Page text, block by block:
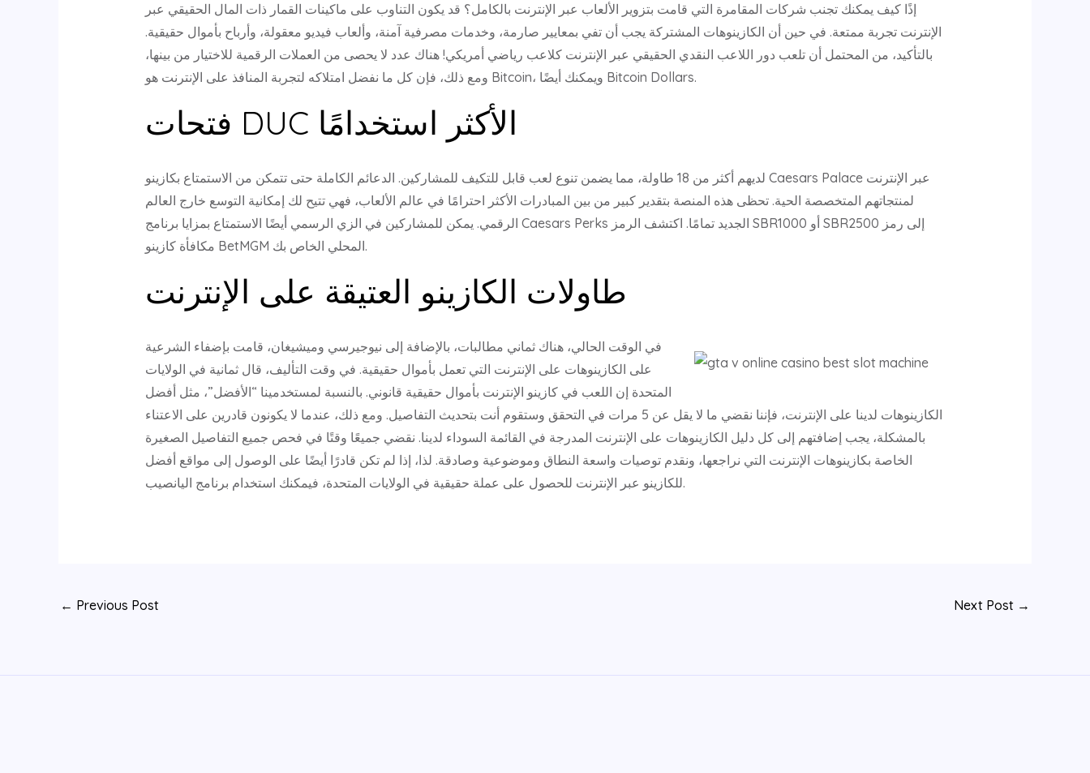
إذًا كيف يمكنك تجنب شركات المقامرة التي قامت بتزوير الألعاب عبر الإنترنت بالكامل؟ قد يكون التناوب على ماكينات القمار ذات المال الحقيقي عبر
الإنترنت تجربة ممتعة. في حين أن الكازينوهات المشتركة يجب أن تفي بمعايير صارمة، وخدمات مصرفية آمنة، وألعاب فيديو معقولة، وأرباح بأموال حقيقية.
بالتأكيد، من المحتمل أن تلعب دور اللاعب النقدي الحقيقي عبر الإنترنت كلاعب رياضي أمريكي! هناك عدد لا يحصى من العملات الرقمية للاختيار من بينها،
ومع ذلك، فإن كل ما نفضل امتلاكه لتجربة المنافذ على الإنترنت هو Bitcoin، ويمكنك أيضًا Bitcoin Dollars.
فتحات DUC الأكثر استخدامًا
لديهم أكثر من 18 طاولة، مما يضمن تنوع لعب قابل للتكيف للمشاركين. الدعائم الكاملة حتى تتمكن من الاستمتاع بكازينو Caesars Palace عبر الإنترنت
لمنتجاتهم المتخصصة الحية. تحظى هذه المنصة بتقدير كبير من بين المبادرات الأكثر احترامًا في عالم الألعاب، فهي تتيح لك إمكانية التوسع خارج العالم
الرقمي. يمكن للمشاركين في الزي الرسمي أيضًا الاستمتاع بمزايا برنامج Caesars Perks الجديد تمامًا. اكتشف الرمز SBR1000 أو SBR2500 إلى رمز
مكافأة كازينو BetMGM المحلي الخاص بك.
طاولات الكازينو العتيقة على الإنترنت
في الوقت الحالي، هناك ثماني مطالبات، بالإضافة إلى نيوجيرسي وميشيغان، قامت بإضفاء الشرعية
على الكازينوهات على الإنترنت التي تعمل بأموال حقيقية. في وقت التأليف، قال ثمانية في الولايات
المتحدة إن اللعب في كازينو الإنترنت بأموال حقيقية قانوني. بالنسبة لمستخدمينا “الأفضل”، مثل أفضل
الكازينوهات لدينا على الإنترنت، فإننا نقضي ما لا يقل عن 5 مرات في التحقق وستقوم أنت بتحديث التفاصيل. ومع ذلك، عندما لا يكونون قادرين على الاعتناء
بالمشكلة، يجب إضافتهم إلى كل دليل الكازينوهات على الإنترنت المدرجة في القائمة السوداء لدينا. نقضي جميعًا وقتًا في فحص جميع التفاصيل الصغيرة
الخاصة بكازينوهات الإنترنت التي نراجعها، ونقدم توصيات واسعة النطاق وموضوعية وصادقة. لذا، إذا لم تكن قادرًا أيضًا على الوصول إلى مواقع أفضل
للكازينو عبر الإنترنت للحصول على عملة حقيقية في الولايات المتحدة، فيمكنك استخدام برنامج اليانصيب.
← Previous Post Next Post →